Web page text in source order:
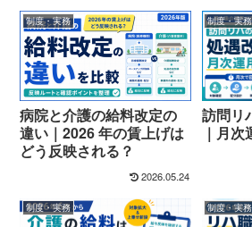
制度・実務
病院と介護の給料改定の
違い｜2026 年の賃上げは
どう反映される？
2026.05.24
制度・実務
訪問リ
｜月
制度・実務 制度・実務